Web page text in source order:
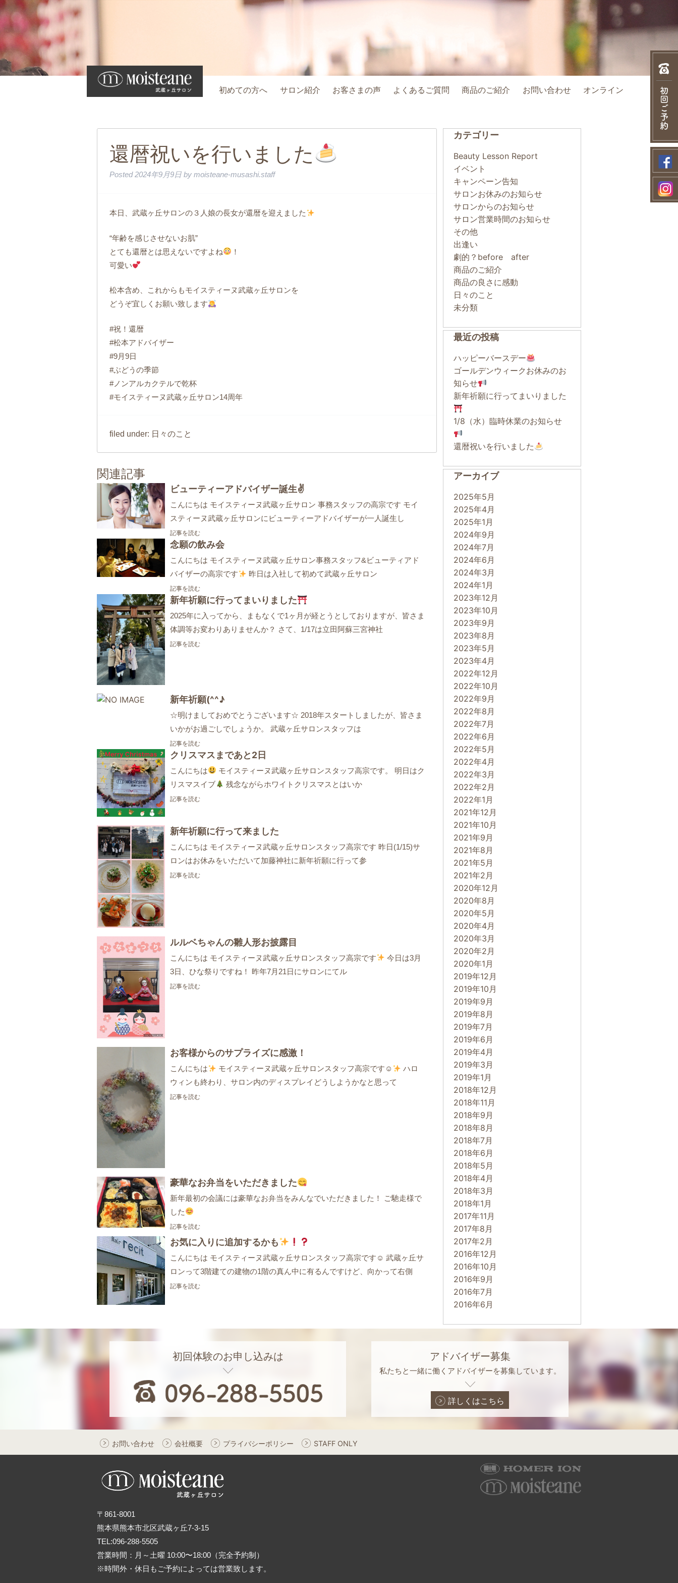
初めての方へ サロン紹介 お客さまの声 よくあるご質問 商品のご紹介 お問い合わせ オンライン
還暦祝いを行いました
Posted2024年9月9日 by moisteane-musashi.staff
本日、武蔵ヶ丘サロンの３人娘の長女が還暦を迎えました
“年齢を感じさせないお肌”
とても還暦とは思えないですよね
！
可愛い
松本含め、これからもモイスティーヌ武蔵ヶ丘サロンを
どうぞ宜しくお願い致します
#祝！還暦
#松本アドバイザー
#9月9日
#ぶどうの季節
#ノンアルカクテルで乾杯
#モイスティーヌ武蔵ヶ丘サロン14周年
filed under: 日々のこと
関連記事
ビューティーアドバイザー誕生✌
こんにちは モイスティーヌ武蔵ヶ丘サロン 事務スタッフの高宗です モイ
スティーヌ武蔵ヶ丘サロンにビューティーアドバイザーが一人誕生し
記事を読む
念願の飲み会
こんにちは モイスティーヌ武蔵ヶ丘サロン事務スタッフ&ビューティアド
バイザーの高宗です
昨日は入社して初めて武蔵ヶ丘サロン
記事を読む
新年祈願に行ってまいりました
2025年に入ってから、まもなくで1ヶ月が経とうとしておりますが、皆さま
体調等お変わりありませんか？ さて、1/17は立田阿蘇三宮神社
記事を読む
新年祈願(^^♪
☆明けましておめでとうございます☆ 2018年スタートしましたが、皆さま
いかがお過ごしでしょうか。 武蔵ヶ丘サロンスタッフは
記事を読む
クリスマスまであと2日
こんにちは
モイスティーヌ武蔵ヶ丘サロンスタッフ高宗です。 明日はク
リスマスイブ
残念ながらホワイトクリスマスとはいか
記事を読む
新年祈願に行って来ました
こんにちは モイスティーヌ武蔵ヶ丘サロンスタッフ高宗です 昨日(1/15)サ
ロンはお休みをいただいて加藤神社に新年祈願に行って参
記事を読む
ルルベちゃんの雛人形お披露目
こんにちは モイスティーヌ武蔵ヶ丘サロンスタッフ高宗です
今日は3月
3日、ひな祭りですね！ 昨年7月21日にサロンにてル
記事を読む
お客様からのサプライズに感激！
こんにちは モイスティーヌ武蔵ヶ丘サロンスタッフ高宗です☺
ハロ
ウィンも終わり、サロン内のディスプレイどうしようかなと思って
記事を読む
豪華なお弁当をいただきました
新年最初の会議には豪華なお弁当をみんなでいただきました！ ご馳走様で
した
記事を読む
お気に入りに追加するかも
こんにちは モイスティーヌ武蔵ヶ丘サロンスタッフ高宗です☺ 武蔵ヶ丘サ
ロンって3階建ての建物の1階の真ん中に有るんですけど、向かって右側
記事を読む
カテゴリー
Beauty Lesson Report
イベント
キャンペーン告知
サロンお休みのお知らせ
サロンからのお知らせ
サロン営業時間のお知らせ
その他
出逢い
劇的？before after
商品のご紹介
商品の良さに感動
日々のこと
未分類
最近の投稿
ハッピーバースデー
ゴールデンウィークお休みのお
知らせ
新年祈願に行ってまいりました
1/8（水）臨時休業のお知らせ
還暦祝いを行いました
アーカイブ
2025年5月
2025年4月
2025年1月
2024年9月
2024年7月
2024年6月
2024年3月
2024年1月
2023年12月
2023年10月
2023年9月
2023年8月
2023年5月
2023年4月
2022年12月
2022年10月
2022年9月
2022年8月
2022年7月
2022年6月
2022年5月
2022年4月
2022年3月
2022年2月
2022年1月
2021年12月
2021年10月
2021年9月
2021年8月
2021年5月
2021年2月
2020年12月
2020年8月
2020年5月
2020年4月
2020年3月
2020年2月
2020年1月
2019年12月
2019年10月
2019年9月
2019年8月
2019年7月
2019年6月
2019年4月
2019年3月
2019年1月
2018年12月
2018年11月
2018年9月
2018年8月
2018年7月
2018年6月
2018年5月
2018年4月
2018年3月
2018年1月
2017年11月
2017年8月
2017年2月
2016年12月
2016年10月
2016年9月
2016年7月
2016年6月
初回体験のお申し込みは アドバイザー募集
私たちと一緒に働くアドバイザーを募集しています。
詳しくはこちら
お問い合わせ 会社概要 プライバシーポリシー STAFF ONLY
〒861-8001
熊本県熊本市北区武蔵ヶ丘7-3-15
TEL:096-288-5505
営業時間：月～土曜 10:00〜18:00（完全予約制）
※時間外・休日もご予約によっては営業致します。